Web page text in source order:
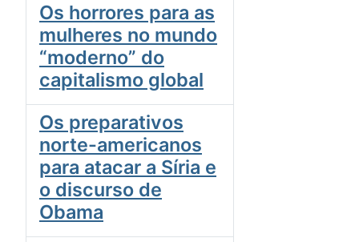
Os horrores para as
mulheres no mundo
“moderno” do
capitalismo global
Os preparativos
norte-americanos
para atacar a Síria e
o discurso de
Obama